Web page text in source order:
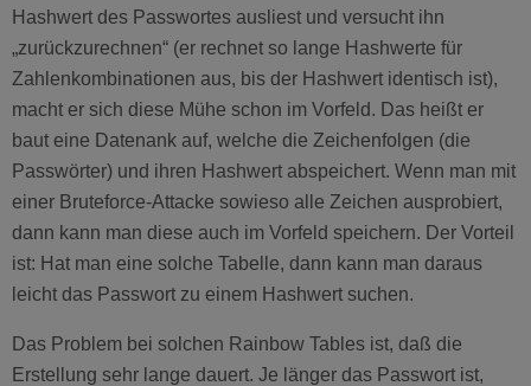
Hashwert des Passwortes ausliest und versucht ihn
„zurückzurechnen“ (er rechnet so lange Hashwerte für
Zahlenkombinationen aus, bis der Hashwert identisch ist),
macht er sich diese Mühe schon im Vorfeld. Das heißt er
baut eine Datenank auf, welche die Zeichenfolgen (die
Passwörter) und ihren Hashwert abspeichert. Wenn man mit
einer Bruteforce-Attacke sowieso alle Zeichen ausprobiert,
dann kann man diese auch im Vorfeld speichern. Der Vorteil
ist: Hat man eine solche Tabelle, dann kann man daraus
leicht das Passwort zu einem Hashwert suchen.
Das Problem bei solchen Rainbow Tables ist, daß die
Erstellung sehr lange dauert. Je länger das Passwort ist,